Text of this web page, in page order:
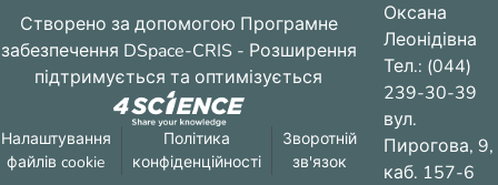
Створено за допомогою Програмне
забезпечення DSpace-CRIS - Розширення
підтримується та оптимізується
Налаштування
файлів cookie
Політика
конфіденційності
Зворотній
зв'язок
Оксана
Леонідівна
Тел.: (044)
239-30-39
вул.
Пирогова, 9,
каб. 157-6